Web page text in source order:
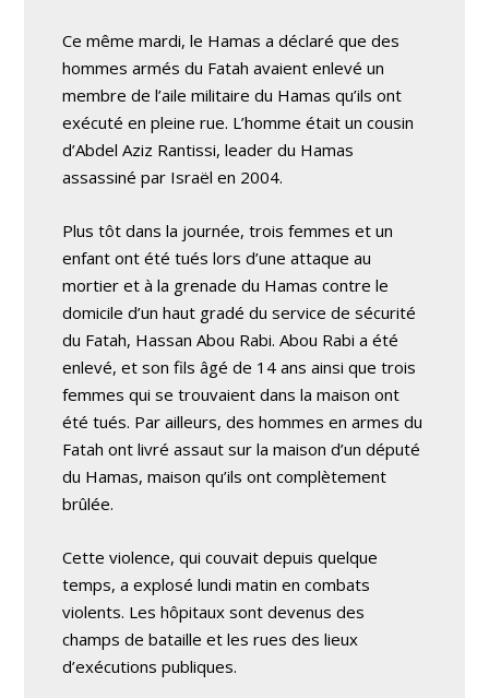
Ce même mardi, le Hamas a déclaré que des
hommes armés du Fatah avaient enlevé un
membre de l’aile militaire du Hamas qu’ils ont
exécuté en pleine rue. L’homme était un cousin
d’Abdel Aziz Rantissi, leader du Hamas
assassiné par Israël en 2004.
Plus tôt dans la journée, trois femmes et un
enfant ont été tués lors d’une attaque au
mortier et à la grenade du Hamas contre le
domicile d’un haut gradé du service de sécurité
du Fatah, Hassan Abou Rabi. Abou Rabi a été
enlevé, et son fils âgé de 14 ans ainsi que trois
femmes qui se trouvaient dans la maison ont
été tués. Par ailleurs, des hommes en armes du
Fatah ont livré assaut sur la maison d’un député
du Hamas, maison qu’ils ont complètement
brûlée.
Cette violence, qui couvait depuis quelque
temps, a explosé lundi matin en combats
violents. Les hôpitaux sont devenus des
champs de bataille et les rues des lieux
d’exécutions publiques.